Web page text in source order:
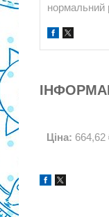
нормальний
Ціна: 664,62